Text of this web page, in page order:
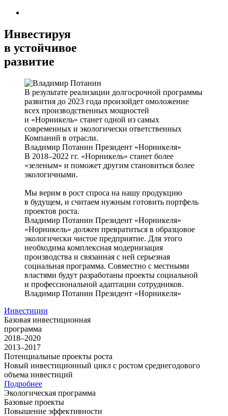
Инвестируя
в устойчивое
развитие
В результате реализации долгосрочной программы
развития до 2023 года произойдет омоложение
всех производственных мощностей
и «Норникель» станет одной из самых
современных и экологически ответственных
Компаний в отрасли.
Владимир Потанин Президент «Норникеля»
В 2018–2022 гг. «Норникель» станет более
«зеленым» и поможет другим становиться более
экологичными.
Мы верим в рост спроса на нашу продукцию
в будущем, и считаем нужным готовить портфель
проектов роста.
Владимир Потанин Президент «Норникеля»
«Норникель» должен превратиться в образцовое
экологически чистое предприятие. Для этого
необходима комплексная модернизация
производства и связанная с ней серьезная
социальная программа. Совместно с местными
властями будут разработаны проекты социальной
и профессиональной адаптации сотрудников.
Владимир Потанин Президент «Норникеля»
Инвестиции
Базовая инвестиционная
программа
2018–2020
2013–2017
Потенциальные проекты роста
Новый инвестиционный цикл с ростом среднегодового
объема инвестиций
Подробнее
Экологическая программа
Базовые проекты
Повышение эффективности